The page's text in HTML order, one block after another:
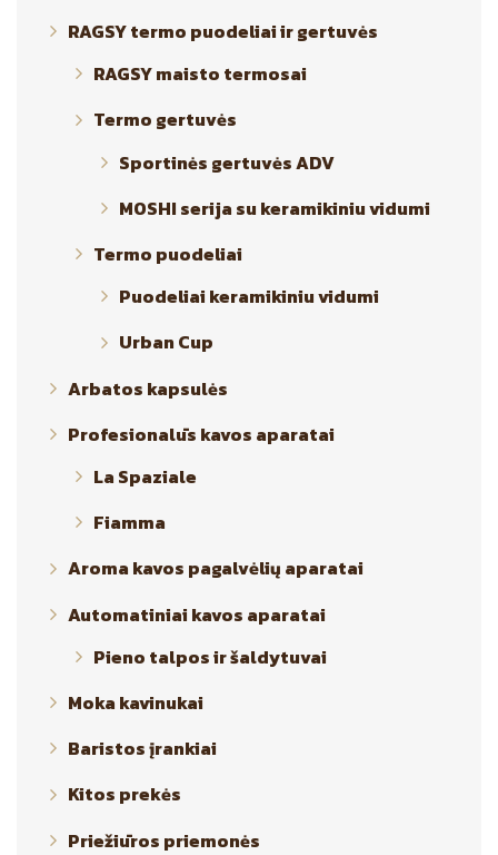
RAGSY termo puodeliai ir gertuvės
RAGSY maisto termosai
Termo gertuvės
Sportinės gertuvės ADV
MOSHI serija su keramikiniu vidumi
Termo puodeliai
Puodeliai keramikiniu vidumi
Urban Cup
Arbatos kapsulės
Profesionalūs kavos aparatai
La Spaziale
Fiamma
Aroma kavos pagalvėlių aparatai
Automatiniai kavos aparatai
Pieno talpos ir šaldytuvai
Moka kavinukai
Baristos įrankiai
Kitos prekės
Priežiūros priemonės